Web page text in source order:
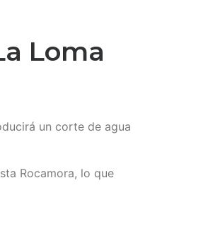
Loma
un corte de agua
Rocamora, lo que